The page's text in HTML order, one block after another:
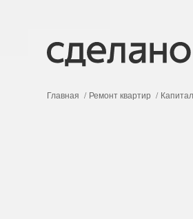
Главная Ремонт квартир